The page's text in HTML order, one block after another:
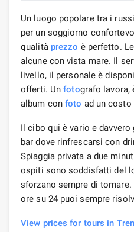
Un luogo popolare tra i
per un soggiorno
qualità prezzo è perfetto.
alcune con vista mare. Il
livello, il personale è
offerti. Unfotografo lavora,
album con foto ad un
Il cibo qui è vario e
bar dove rinfrescarsi con
Spiaggia privata a due
ospiti sono soddisfatti del
sforzano sempre di
ore su 24 puoi sempre
View prices for tours in